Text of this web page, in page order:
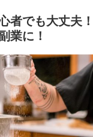
者でも大丈夫
業に！